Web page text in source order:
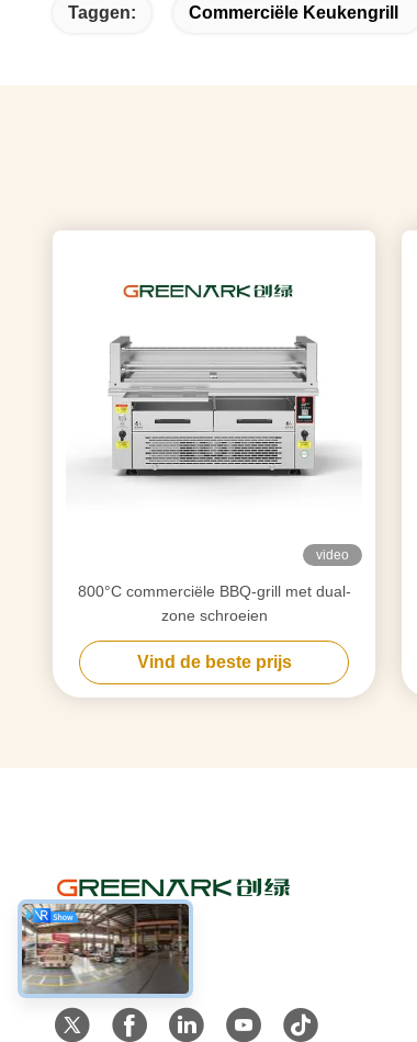
Taggen: Commerciële Keukengrill
video
800°C commerciële BBQ-grill met dual-
zone schroeien
Vind de beste prijs
Sociale media